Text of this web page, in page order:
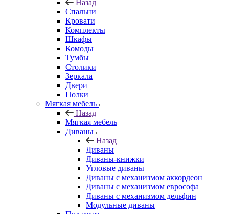
Назад
Спальни
Кровати
Комплекты
Шкафы
Комоды
Тумбы
Столики
Зеркала
Двери
Полки
Мягкая мебель
Назад
Мягкая мебель
Диваны
Назад
Диваны
Диваны-книжки
Угловые диваны
Диваны с механизмом аккордеон
Диваны с механизмом еврософа
Диваны с механизмом дельфин
Модульные диваны